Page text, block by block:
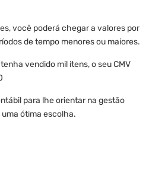
você poderá chegar a valores por
de tempo menores ou maiores.
vendido mil itens, o seu CMV
para lhe orientar na gestão
ótima escolha.